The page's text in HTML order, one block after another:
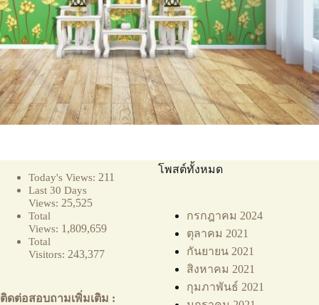
Today's Views: 211
Last 30 Days
Views: 25,525
Total
Views: 1,809,659
Total
Visitors: 243,377
ติดต่อสอบถามเพิ่มเติม :
โพสต์ทั้งหมด
กรกฎาคม 2024
ตุลาคม 2021
กันยายน 2021
สิงหาคม 2021
กุมภาพันธ์ 2021